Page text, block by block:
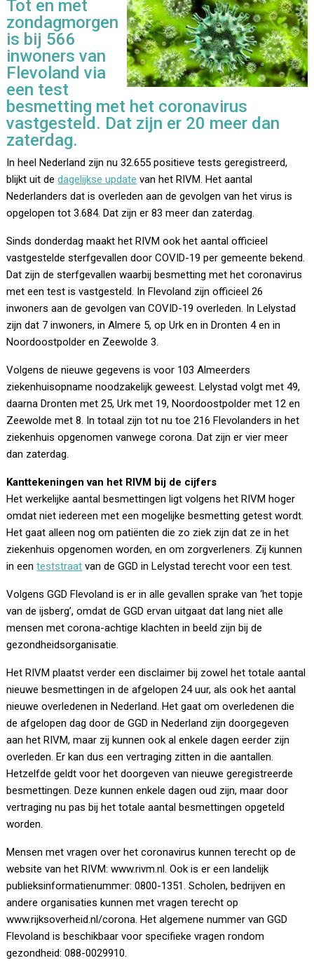
Tot en met
zondagmorgen
is bij 566
inwoners van
Flevoland via
een test
besmetting met het coronavirus
vastgesteld. Dat zijn er 20 meer dan
zaterdag.
In heel Nederland zijn nu 32.655 positieve tests geregistreerd,
blijkt uit dedagelijkse update van het RIVM. Het aantal
Nederlanders dat is overleden aan de gevolgen van het virus is
opgelopen tot 3.684. Dat zijn er 83 meer dan zaterdag.
Sinds donderdag maakt het RIVM ook het aantal officieel
vastgestelde sterfgevallen door COVID-19 per gemeente bekend.
Dat zijn de sterfgevallen waarbij besmetting met het coronavirus
met een test is vastgesteld. In Flevoland zijn officieel 26
inwoners aan de gevolgen van COVID-19 overleden. In Lelystad
zijn dat 7 inwoners, in Almere 5, op Urk en in Dronten 4 en in
Noordoostpolder en Zeewolde 3.
Volgens de nieuwe gegevens is voor 103 Almeerders
ziekenhuisopname noodzakelijk geweest. Lelystad volgt met 49,
daarna Dronten met 25, Urk met 19, Noordoostpolder met 12 en
Zeewolde met 8. In totaal zijn tot nu toe 216 Flevolanders in het
ziekenhuis opgenomen vanwege corona. Dat zijn er vier meer
dan zaterdag.
Kanttekeningen van het RIVM bij de cijfers
Het werkelijke aantal besmettingen ligt volgens het RIVM hoger
omdat niet iedereen met een mogelijke besmetting getest wordt.
Het gaat alleen nog om patiënten die zo ziek zijn dat ze in het
ziekenhuis opgenomen worden, en om zorgverleners. Zij kunnen
in eenteststraat van de GGD in Lelystad terecht voor een test.
Volgens GGD Flevoland is er in alle gevallen sprake van ‘het topje
van de ijsberg’, omdat de GGD ervan uitgaat dat lang niet alle
mensen met corona-achtige klachten in beeld zijn bij de
gezondheidsorganisatie.
Het RIVM plaatst verder een disclaimer bij zowel het totale aantal
nieuwe besmettingen in de afgelopen 24 uur, als ook het aantal
nieuwe overledenen in Nederland. Het gaat om overledenen die
de afgelopen dag door de GGD in Nederland zijn doorgegeven
aan het RIVM, maar zij kunnen ook al enkele dagen eerder zijn
overleden. Er kan dus een vertraging zitten in die aantallen.
Hetzelfde geldt voor het doorgeven van nieuwe geregistreerde
besmettingen. Deze kunnen enkele dagen oud zijn, maar door
vertraging nu pas bij het totale aantal besmettingen opgeteld
worden.
Mensen met vragen over het coronavirus kunnen terecht op de
website van het RIVM: www.rivm.nl. Ook is er een landelijk
publieksinformatienummer: 0800-1351. Scholen, bedrijven en
andere organisaties kunnen met vragen terecht op
www.rijksoverheid.nl/corona. Het algemene nummer van GGD
Flevoland is beschikbaar voor specifieke vragen rondom
gezondheid: 088-0029910.